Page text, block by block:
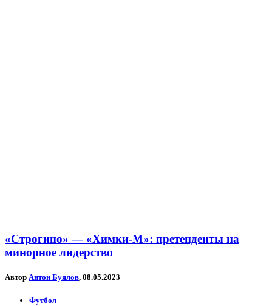
«Строгино» — «Химки-М»: претенденты на
минорное лидерство
Автор Антон Буялов, 08.05.2023
Футбол